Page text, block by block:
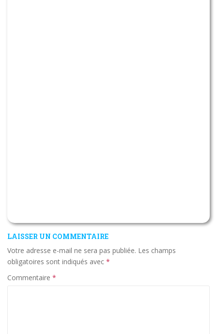
LAISSER UN COMMENTAIRE
Votre adresse e-mail ne sera pas publiée. Les champs
obligatoires sont indiqués avec *
Commentaire *